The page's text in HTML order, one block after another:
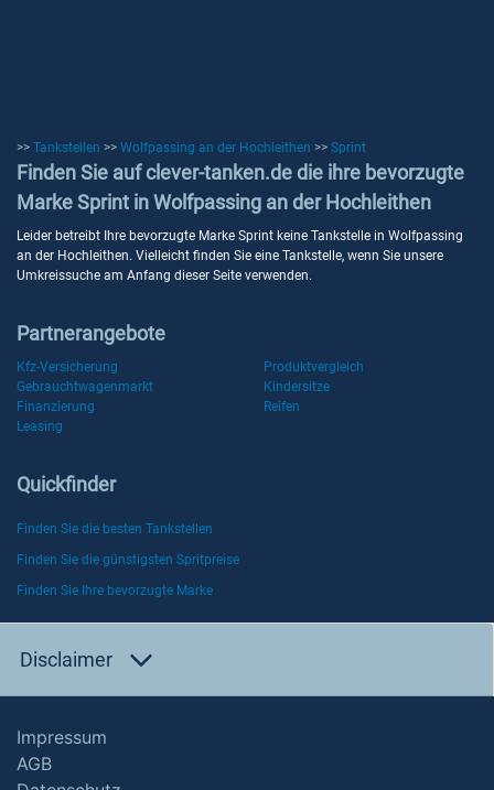
>> Tankstellen >> Wolfpassing an der Hochleithen >> Sprint
Finden Sie auf clever-tanken.de die ihre bevorzugte
Marke Sprint in Wolfpassing an der Hochleithen
Leider betreibt Ihre bevorzugte Marke Sprint keine Tankstelle in Wolfpassing
an der Hochleithen. Vielleicht finden Sie eine Tankstelle, wenn Sie unsere
Umkreissuche am Anfang dieser Seite verwenden.
Partnerangebote
Kfz-Versicherung
Produktvergleich
Gebrauchtwagenmarkt
Kindersitze
Finanzierung
Reifen
Leasing
Quickfinder
Finden Sie die besten Tankstellen
Finden Sie die günstigsten Spritpreise
Finden Sie Ihre bevorzugte Marke
Disclaimer
Impressum
AGB